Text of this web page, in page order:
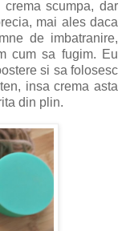
scumpa, dar
mai ales daca
de imbatranire,
cum sa fugim. Eu
si sa folosesc
insa crema asta
din plin.